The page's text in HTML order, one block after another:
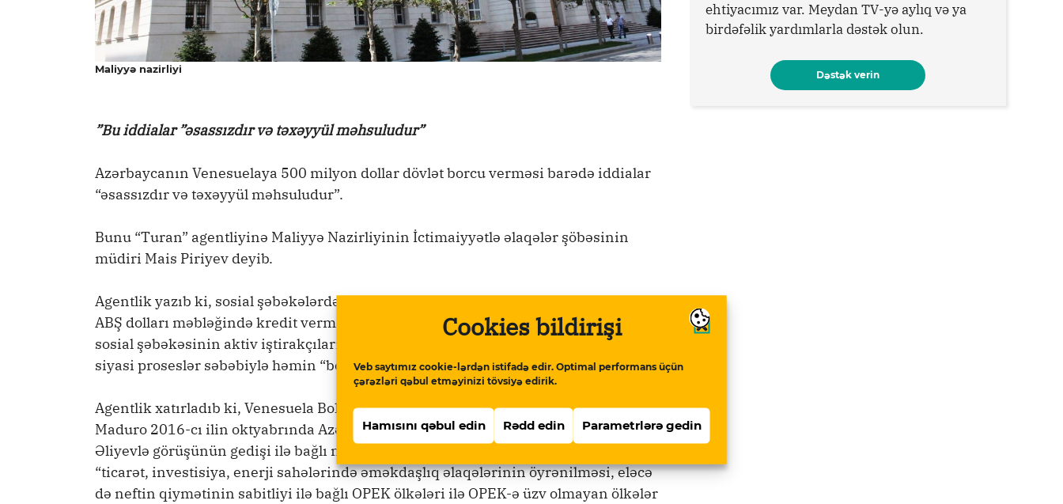
Cookies bildirişi
Veb saytımız cookie-lərdən istifadə edir. Optimal performans üçün
çərəzləri qəbul etməyinizi tövsiyə edirik.
Hamısını qəbul edin Rədd edin Parametrlərə gedin
Maliyyə nazirliyi
”Bu iddialar ”əsassızdır və təxəyyül məhsuludur”
Azərbaycanın Venesuelaya 500 milyon dollar dövlət borcu verməsi barədə iddialar
“əsassızdır və təxəyyül məhsuludur”.
Bunu “Turan” agentliyinə Maliyyə Nazirliyinin İctimaiyyətlə əlaqələr şöbəsinin
müdiri Mais Piriyev deyib.
Agentlik yazıb ki, sosial şəbəkələrdə Azərbaycanın guya Venesuelaya 500 milyon
ABŞ dolları məbləğində kredit verməsi barədə məlumatlar yayılıb. “Facebook”
sosial şəbəkəsinin aktiv iştirakçıları qeyd ediblər ki, bu Latın Amerikası ölkəsində
siyasi proseslər səbəbiylə həmin “borcun” geri qaytarılması imkansız olacaq.
Agentlik xatırladıb ki, Venesuela Bolivar Respublikasının prezidenti Nikolas
Maduro 2016-cı ilin oktyabrında Azərbaycanda rəsmi səfərdə olub. Prezident İlham
Əliyevlə görüşünün gedişi ilə bağlı mətbuatda gedən məlumatda bildirilib ki,
“ticarət, investisiya, enerji sahələrində əməkdaşlıq əlaqələrinin öyrənilməsi, eləcə
də neftin qiymətinin sabitliyi ilə bağlı OPEK ölkələri ilə OPEK-ə üzv olmayan ölkələr
ehtiyacımız var. Meydan TV-yə aylıq və ya
birdəfəlik yardımlarla dəstək olun.
Dəstək verin